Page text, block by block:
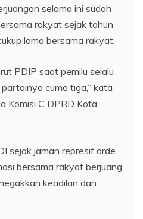
selama ini sudah
rakyat sejak tahun
lama bersama rakyat.
PDIP saat pemilu selalu
cuma tiga,” kata
Komisi C DPRD Kota
sejak jaman represif orde
bersama rakyat berjuang
keadilan dan